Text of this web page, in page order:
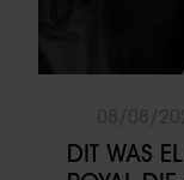
DIT WAS